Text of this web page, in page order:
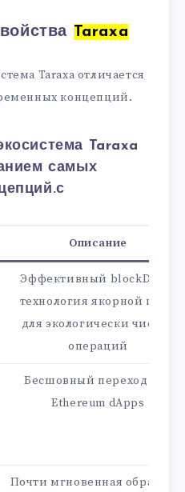
Taraxa
Taraxa отличается
концепций.
Taraxa
самых
Описание
Эффективный blockDAG и
технология якорной цепи
для экологически чистых
операций
Бесшовный переход для
Ethereum dApps
Почти мгновенная